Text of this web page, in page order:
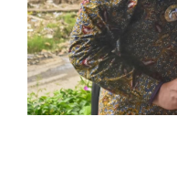
Nusantara
Megapolitan
Hukum